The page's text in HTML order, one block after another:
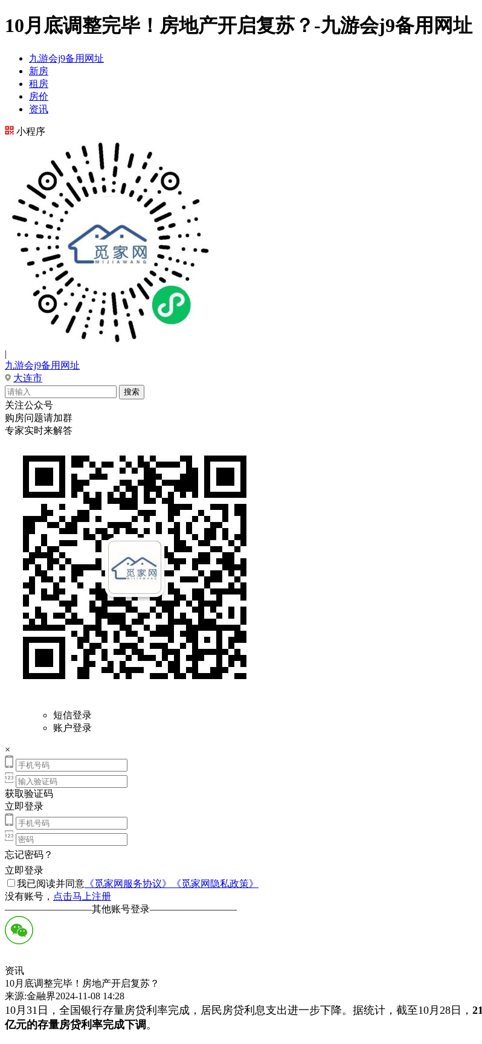
10月底调整完毕！房地产开启复苏？-九游会j9备用网址
九游会j9备用网址
新房
租房
房价
资讯
小程序
|
九游会j9备用网址
大连市
关注公众号
购房问题请加群
专家实时来解答
短信登录
账户登录
×
获取验证码
立即登录
忘记密码？
立即登录
我已阅读并同意 《觅家网服务协议》
《觅家网隐私政策》
没有账号， 点击马上注册
—————————其他账号登录—————————
资讯
10月底调整完毕！房地产开启复苏？
来源:金融界2024-11-08 14:28
10月31日，全国银行存量房贷利率完成，居民房贷利息支出进一步下降。据统计，截至10月28日， 21
亿元的存量房贷利率完成下调 。